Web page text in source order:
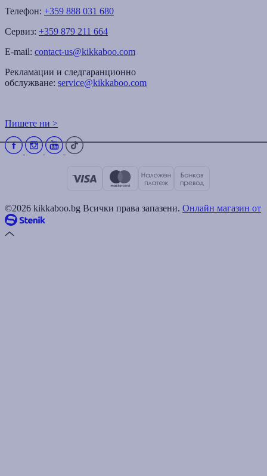
Телефон: +359 888 031 680
Сервиз: +359 879 211 664
E-mail: contact-us@kikkaboo.com
Рекламации и следгаранционно
обслужване: service@kikkaboo.com
Пишете ни >
©2026 kikkaboo.bg Всички права запазени. Онлайн магазин от